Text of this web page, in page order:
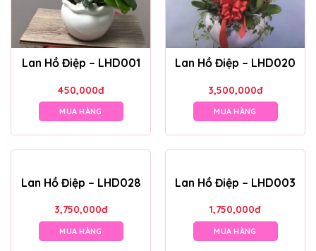
Lan Hồ Điệp – LHD001
450,000đ
MUA HÀNG
Lan Hồ Điệp – LHD020
3,500,000đ
MUA HÀNG
Lan Hồ Điệp – LHD028
3,750,000đ
MUA HÀNG
Lan Hồ Điệp – LHD003
1,750,000đ
MUA HÀNG